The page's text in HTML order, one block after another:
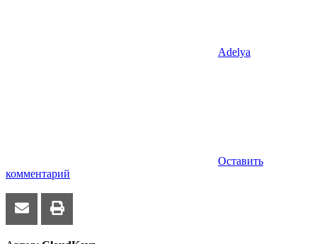
Adelya
Оставить
комментарий